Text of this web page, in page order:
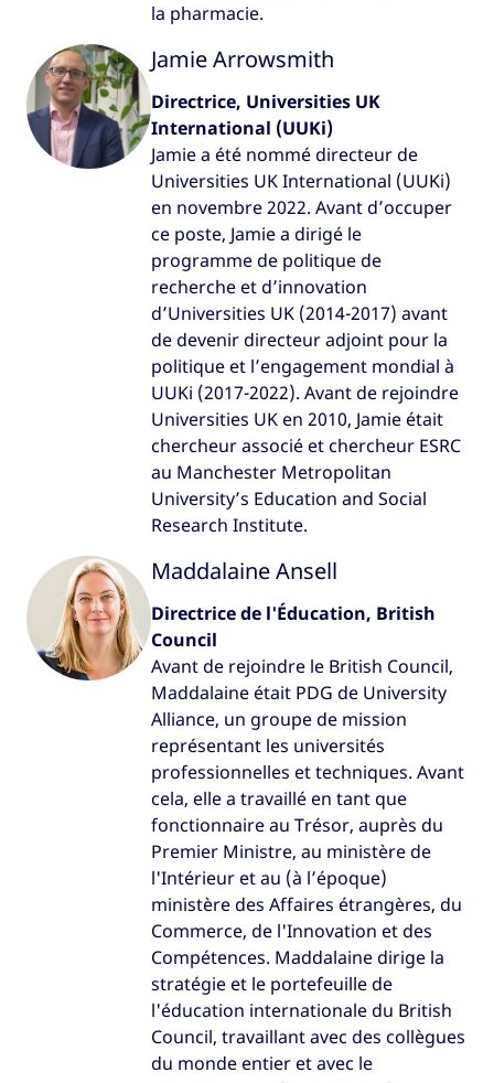
la pharmacie.
Directrice, Universities UK
International (UUKi)
Jamie a été nommé directeur de
Universities UK International (UUKi)
en novembre 2022. Avant d’occuper
ce poste, Jamie a dirigé le
programme de politique de
recherche et d’innovation
d’Universities UK (2014-2017) avant
de devenir directeur adjoint pour la
politique et l’engagement mondial à
UUKi (2017-2022). Avant de rejoindre
Universities UK en 2010, Jamie était
chercheur associé et chercheur ESRC
au Manchester Metropolitan
University’s Education and Social
Research Institute.
Jamie Arrowsmith
Directrice de l'Éducation, British
Council
Avant de rejoindre le British Council,
Maddalaine était PDG de University
Alliance, un groupe de mission
représentant les universités
professionnelles et techniques. Avant
cela, elle a travaillé en tant que
fonctionnaire au Trésor, auprès du
Premier Ministre, au ministère de
l'Intérieur et au (à l’époque)
ministère des Affaires étrangères, du
Commerce, de l'Innovation et des
Compétences. Maddalaine dirige la
stratégie et le portefeuille de
l'éducation internationale du British
Council, travaillant avec des collègues
du monde entier et avec le
Maddalaine Ansell